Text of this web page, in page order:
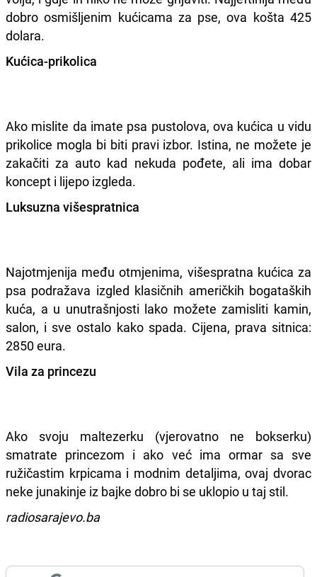
dobro osmišljenim kućicama za pse, ova košta 425
dolara.
Kućica-prikolica
Ako mislite da imate psa pustolova, ova kućica u vidu
prikolice mogla bi biti pravi izbor. Istina, ne možete je
zakačiti za auto kad nekuda pođete, ali ima dobar
koncept i lijepo izgleda.
Luksuzna višespratnica
Najotmjenija među otmjenima, višespratna kućica za
psa podražava izgled klasičnih američkih bogataških
kuća, a u unutrašnjosti lako možete zamisliti kamin,
salon, i sve ostalo kako spada. Cijena, prava sitnica:
2850 eura.
Vila za princezu
Ako svoju maltezerku (vjerovatno ne bokserku)
smatrate princezom i ako već ima ormar sa sve
ružičastim krpicama i modnim detaljima, ovaj dvorac
neke junakinje iz bajke dobro bi se uklopio u taj stil.
radiosarajevo.ba